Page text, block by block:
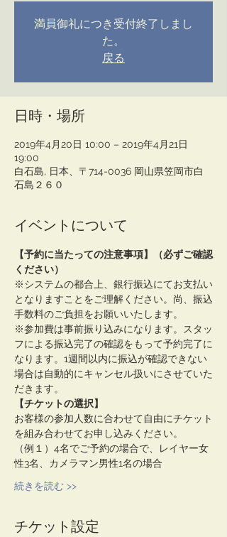
満員御礼につき受付終了しまし
た。
戻る
日時・場所
2019年4月20日 10:00 – 2019年4月21日
19:00
白石島, 日本、〒714-0036 岡山県笠岡市白
石島２６０
イベントについて
【予約に当たっての注意事項】（必ずご確認
ください）
※システムの都合上、銀行振込にてお支払い
となりますことをご理解ください。尚、振込
手数料のご負担をお願いいたします。
※参加費は事前振り込みになります。スタッ
フによる振込完了の確認をもって予約完了に
なります。1週間以内に振込が確認できない
場合は自動的にキャンセル扱いにさせていた
だきます。
【チケットの選択】
お客様の参加人数に合わせて自由にチケット
を組み合わせてお申し込みください。
（例１）4名でご予約の場合で、レイヤー女
性3名、カメラマン男性1名の場合
続きを読む >>
チケット設定